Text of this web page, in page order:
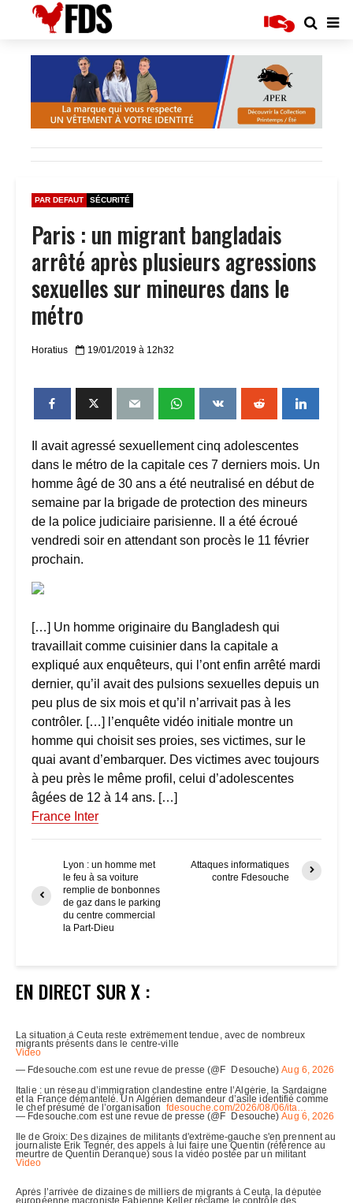
PAR DEFAUT SÉCURITÉ
Paris : un migrant bangladais
arrêté après plusieurs agressions
sexuelles sur mineures dans le
métro
Horatius 19/01/2019 à 12h32
Il avait agressé sexuellement cinq adolescentes
dans le métro de la capitale ces 7 derniers mois. Un
homme âgé de 30 ans a été neutralisé en début de
semaine par la brigade de protection des mineurs
de la police judiciaire parisienne. Il a été écroué
vendredi soir en attendant son procès le 11 février
prochain.
[…] Un homme originaire du Bangladesh qui
travaillait comme cuisinier dans la capitale a
expliqué aux enquêteurs, qui l’ont enfin arrêté mardi
dernier, qu’il avait des pulsions sexuelles depuis un
peu plus de six mois et qu’il n’arrivait pas à les
contrôler. […] l’enquête vidéo initiale montre un
homme qui choisit ses proies, ses victimes, sur le
quai avant d’embarquer. Des victimes avec toujours
à peu près le même profil, celui d’adolescentes
âgées de 12 à 14 ans. […]
France Inter
Lyon : un homme met
le feu à sa voiture
remplie de bonbonnes
de gaz dans le parking
du centre commercial
la Part-Dieu
Attaques informatiques
contre Fdesouche
EN DIRECT SUR X :